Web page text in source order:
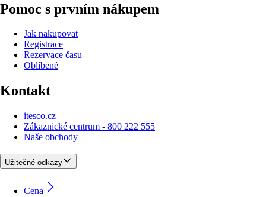
Pomoc s prvním nákupem
Jak nakupovat
Registrace
Rezervace času
Oblíbené
Kontakt
itesco.cz
Zákaznické centrum - 800 222 555
Naše obchody
Užitečné odkazy
Cena